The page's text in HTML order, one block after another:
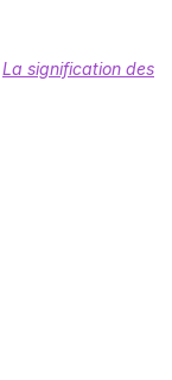
La signification des